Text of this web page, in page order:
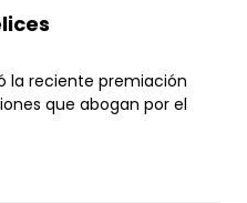
la reciente premiación
que abogan por el